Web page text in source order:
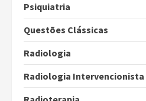
Psiquiatria
Questões Clássicas
Radiologia
Radiologia Intervencionista